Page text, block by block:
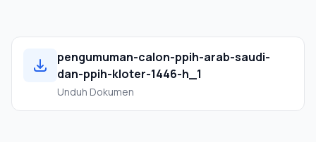
pengumuman-calon-ppih-arab-saudi-
dan-ppih-kloter-1446-h_1
Unduh Dokumen